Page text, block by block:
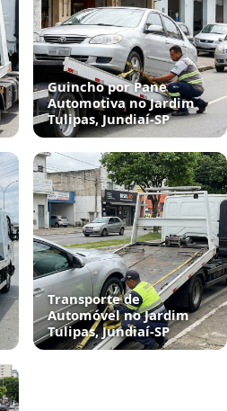
Guincho por Pane
Automotiva no Jardim
Tulipas, Jundiaí‑SP
Transporte de
Automóvel no Jardim
Tulipas, Jundiaí‑SP